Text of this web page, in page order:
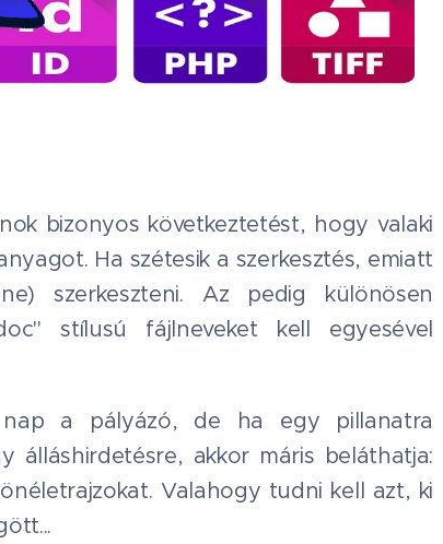
bizonyos következtetést, hogy valaki
Ha szétesik a szerkesztés, emiatt
szerkeszteni. Az pedig különösen
stílusú fájlneveket kell egyesével
a pályázó, de ha egy pillanatra
álláshirdetésre, akkor máris beláthatja:
Valahogy tudni kell azt, ki